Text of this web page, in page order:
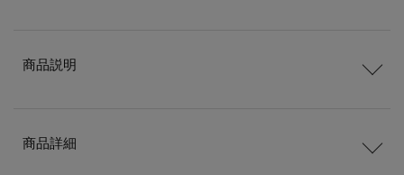
商品説明
商品詳細